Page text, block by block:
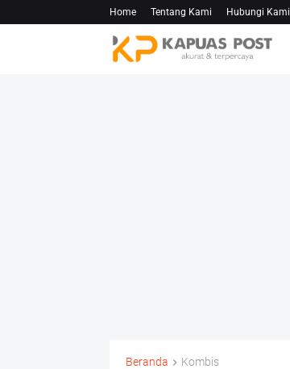
Home Tentang Kami Hubungi Kami
Beranda Kombis